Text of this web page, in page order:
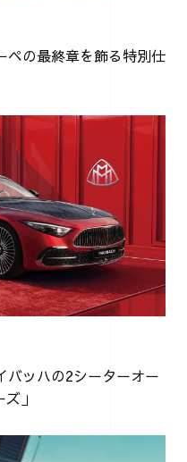
ペの最終章を飾る特別仕
バッハの2シーターオー
」